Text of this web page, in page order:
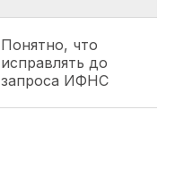
Понятно, что
исправлять до
запроса ИФНС